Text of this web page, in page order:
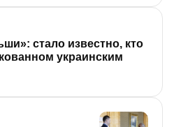
стало известно, кто
украинским